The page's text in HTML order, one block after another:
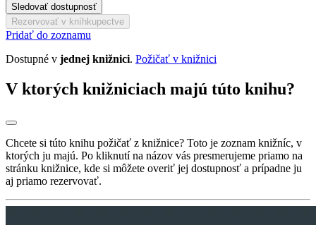
Sledovať dostupnosť
Rezervovať v kníhkupectve
Pridať do zoznamu
Dostupné v jednej knižnici. Požičať v knižnici
V ktorých knižniciach majú túto knihu?
Chcete si túto knihu požičať z knižnice? Toto je zoznam knižníc, v
ktorých ju majú. Po kliknutí na názov vás presmerujeme priamo na
stránku knižnice, kde si môžete overiť jej dostupnosť a prípadne ju
aj priamo rezervovať.